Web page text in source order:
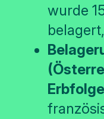
wurde